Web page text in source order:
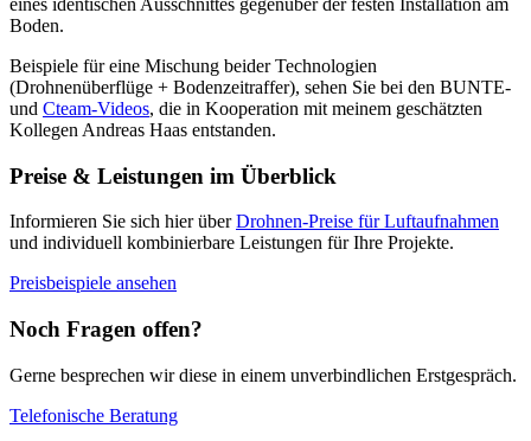
Boden.
Beispiele für eine Mischung beider Technologien
(Drohnenüberflüge + Bodenzeitraffer), sehen Sie bei den BUNTE-
und Cteam-Videos, die in Kooperation mit meinem geschätzten
Kollegen Andreas Haas entstanden.
Preise & Leistungen im Überblick
Informieren Sie sich hier überDrohnen-Preise für Luftaufnahmen
und individuell kombinierbare Leistungen für Ihre Projekte.
Preisbeispiele ansehen
Noch Fragen offen?
Gerne besprechen wir diese in einem unverbindlichen Erstgespräch.
Telefonische Beratung